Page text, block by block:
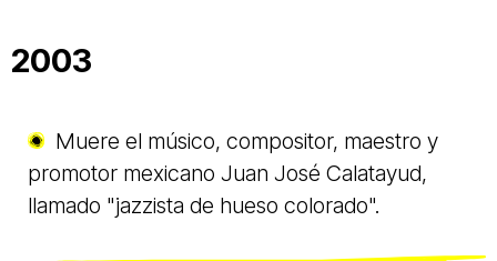
2003
Muere el músico, compositor, maestro y
promotor mexicano Juan José Calatayud,
llamado "jazzista de hueso colorado".